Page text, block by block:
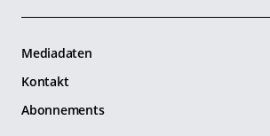
Mediadaten
Kontakt
Abonnements